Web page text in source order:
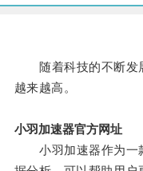
随着科技的不断发
越来越高。
小羽加速器官方网址
小羽加速器作为一